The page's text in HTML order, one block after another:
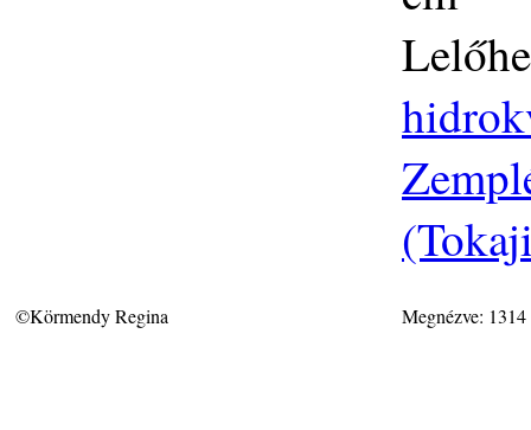
©Körmendy Regina Megnézve: